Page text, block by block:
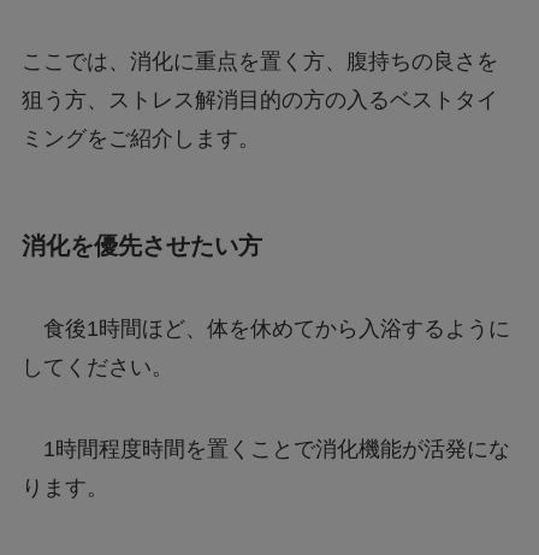
ここでは、消化に重点を置く方、腹持ちの良さを
狙う方、ストレス解消目的の方の入るベストタイ
ミングをご紹介します。
消化を優先させたい方
食後1時間ほど、体を休めてから入浴するように
してください。
1時間程度時間を置くことで消化機能が活発にな
ります。